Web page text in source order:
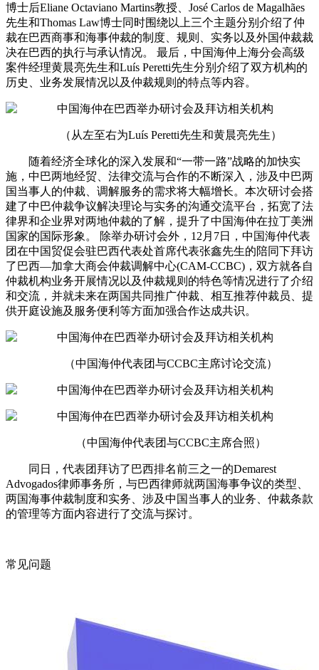
博士后Eliane Octaviano Martins教授、José Carlos de Magalhães
先生和Thomas Law博士同时围绕以上三个主题分别介绍了仲
裁在巴西商事和海事仲裁的制度、规则、实务以及外国仲裁裁
决在巴西的执行与承认情况。 最后，中国海仲上海分会高级
案件经理黄晨亮先生和Luís Peretti先生分别介绍了双方机构的
历史、业务发展情况以及仲裁规则的特点等内容。
（从左至右为Luís Peretti先生和黄晨亮先生）
随着经济全球化的深入发展和“一带一路”战略的加快实
施，中巴两地经贸、法律交流与合作的不断深入，涉及中巴两
国当事人的仲裁、调解服务的需求将大幅增长。本次研讨会搭
建了中巴仲裁争议解决理论与实务的沟通交流平台，拓宽了法
律界和企业界对两地仲裁的了解，提升了中国海仲在拉丁美洲
国家的国际形象。 除举办研讨会外，12月7日，中国海仲代表
团在中国贸促会驻巴西代表处首席代表张鑫先生的陪同下拜访
了巴西—加拿大商会仲裁调解中心(CAM-CCBC)，双方就各自
仲裁机构业务开展情况以及仲裁规则的特色等情况进行了介绍
和交流，并就未来在两国共同推广仲裁、相互推荐仲裁员、提
供开庭设施及服务便利等方面加强合作达成共识。
（中国海仲代表团与CCBC主席讨论交流）
（中国海仲代表团与CCBC主席合照）
同日，代表团拜访了巴西排名前三之一的Demarest
Advogados律师事务所，与巴西律师就两国海事争议的类型、
两国海事仲裁制度和实务、涉及中国当事人的业务、仲裁条款
的管理等方面内容进行了交流与探讨。
常见问题